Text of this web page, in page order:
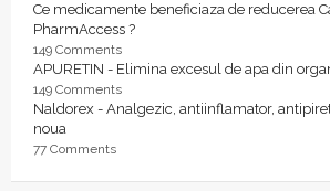
Ce medicamente beneficiaza de reducerea
PharmAccess ?
149 Comments
APURETIN - Elimina excesul de apa din
149 Comments
Naldorex - Analgezic, antiinflamator,
noua
77 Comments